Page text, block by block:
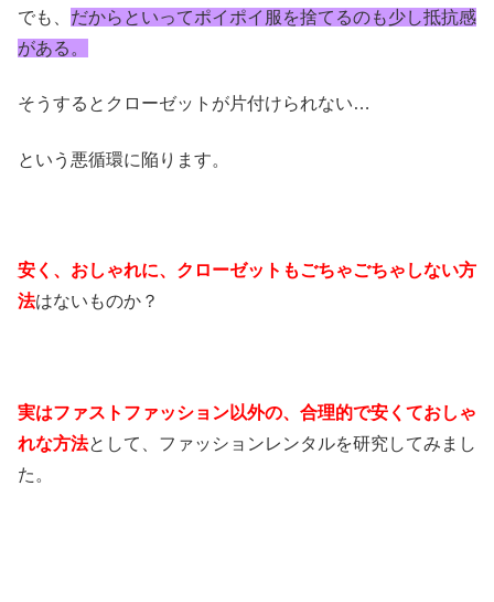
でも、 だからといってポイポイ服を捨てるのも少し抵抗感
がある。
そうするとクローゼットが片付けられない…
という悪循環に陥ります。
安く、おしゃれに、クローゼットもごちゃごちゃしない方
法はないものか？
実はファストファッション以外の、合理的で安くておしゃ
れな方法として、ファッションレンタルを研究してみまし
た。